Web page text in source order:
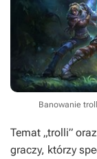
Banowanie
Temat „trolli”
graczy, którzy